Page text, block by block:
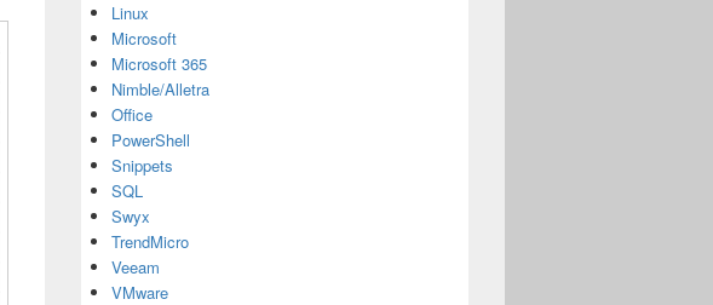
Linux
Microsoft
Microsoft 365
Nimble/Alletra
Office
PowerShell
Snippets
SQL
Swyx
TrendMicro
Veeam
VMware